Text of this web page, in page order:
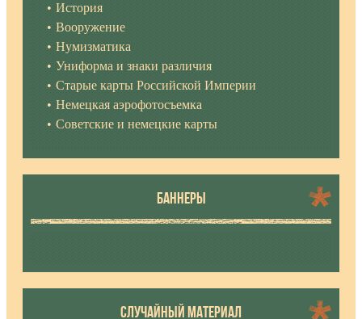
История
Вооружение
Нумизматика
Униформа и знаки различия
Старые карты Российской Империи
Немецкая аэрофотосъемка
Советские и немецкие карты
БАННЕРЫ
СЛУЧАЙНЫЙ МАТЕРИАЛ